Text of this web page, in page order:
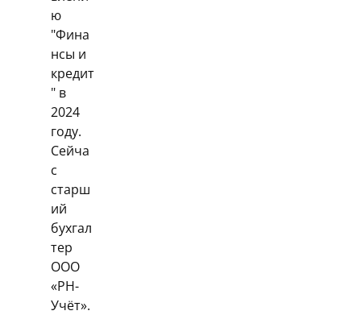
ю
"Фина
нсы и
кредит
" в
2024
году.
Сейча
с
старш
ий
бухгал
тер
ООО
«РН-
Учёт».